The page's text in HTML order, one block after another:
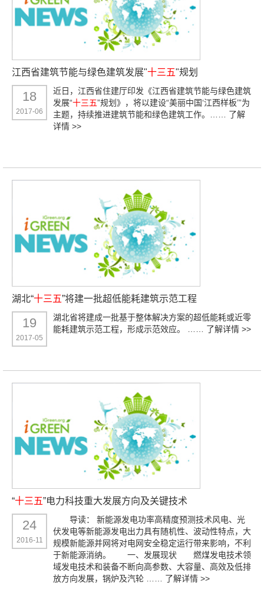
江西省建筑节能与绿色建筑发展"十三五"规划
18
2017-06
近日，江西省住建厅印发《江西省建筑节能与绿色建筑
发展“十三五”规划》，将以建设“美丽中国‘江西样板’”为
主题，持续推进建筑节能和绿色建筑工作。…… 了解
详情 >>
湖北“十三五”将建一批超低能耗建筑示范工程
19
2017-05
湖北省将建成一批基于整体解决方案的超低能耗或近零
能耗建筑示范工程，形成示范效应。 …… 了解详情 >>
“十三五”电力科技重大发展方向及关键技术
24
2016-11
导读： 新能源发电功率高精度预测技术风电、光
伏发电等新能源发电出力具有随机性、波动性特点，大
规模新能源并网将对电网安全稳定运行带来影响，不利
于新能源消纳。 一、发展现状 燃煤发电技术领
域发电技术和装备不断向高参数、大容量、高效及低排
放方向发展，锅炉及汽轮 …… 了解详情 >>